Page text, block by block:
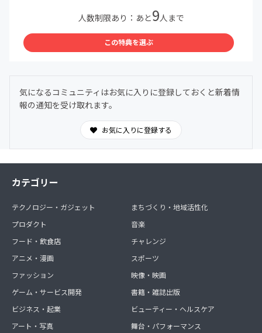
人数制限あり：あと9人まで
この特典を選ぶ
気になるコミュニティはお気に入りに登録しておくと新着情
報の通知を受け取れます。
お気に入りに登録する
カテゴリー
テクノロジー・ガジェット
プロダクト
フード・飲食店
アニメ・漫画
ファッション
ゲーム・サービス開発
ビジネス・起業
アート・写真
まちづくり・地域活性化
音楽
チャレンジ
スポーツ
映像・映画
書籍・雑誌出版
ビューティー・ヘルスケア
舞台・パフォーマンス